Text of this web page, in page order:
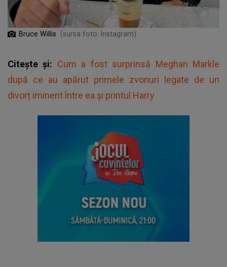
Bruce Willis (sursa foto: Instagram)
Citește și: Cum a fost surprinsă Meghan Markle
după ce au apărut primele zvonuri legate de un
divorț iminent între ea și printul Harry